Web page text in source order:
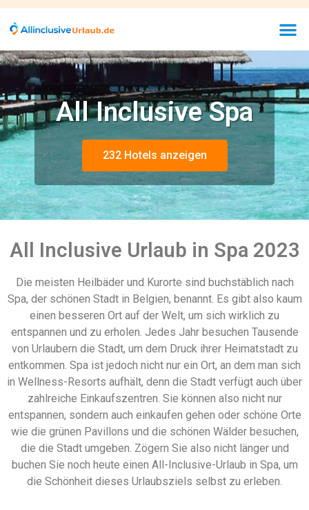
All Inclusive Spa
232 Hotels anzeigen
All Inclusive Urlaub in Spa 2023
Die meisten Heilbäder und Kurorte sind buchstäblich nach
Spa, der schönen Stadt in Belgien, benannt. Es gibt also kaum
einen besseren Ort auf der Welt, um sich wirklich zu
entspannen und zu erholen. Jedes Jahr besuchen Tausende
von Urlaubern die Stadt, um dem Druck ihrer Heimatstadt zu
entkommen. Spa ist jedoch nicht nur ein Ort, an dem man sich
in Wellness-Resorts aufhält, denn die Stadt verfügt auch über
zahlreiche Einkaufszentren. Sie können also nicht nur
entspannen, sondern auch einkaufen gehen oder schöne Orte
wie die grünen Pavillons und die schönen Wälder besuchen,
die die Stadt umgeben. Zögern Sie also nicht länger und
buchen Sie noch heute einen All-Inclusive-Urlaub in Spa, um
die Schönheit dieses Urlaubsziels selbst zu erleben.